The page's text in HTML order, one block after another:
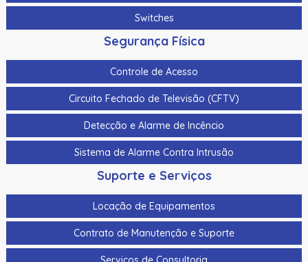
Switches
Segurança Física
Controle de Acesso
Circuito Fechado de Televisão (CFTV)
Detecção e Alarme de Incêncio
Sistema de Alarme Contra Intrusão
Suporte e Serviços
Locação de Equipamentos
Contrato de Manutenção e Suporte